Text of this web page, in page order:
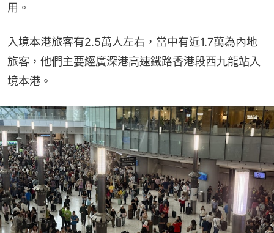
用。
入境本港旅客有2.5萬人左右，當中有近1.7萬為內地
旅客，他們主要經廣深港高速鐵路香港段西九龍站入
境本港。